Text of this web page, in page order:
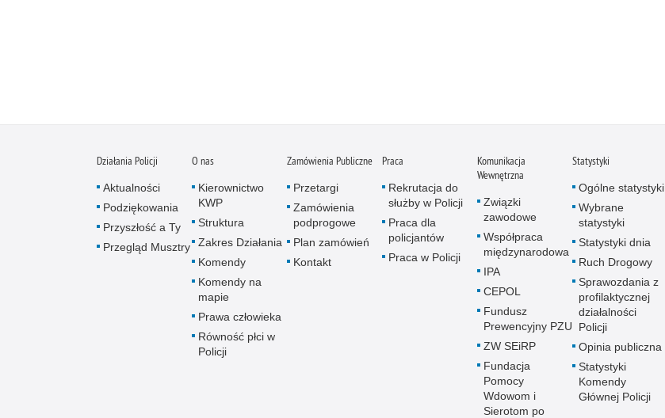
Działania Policji
Aktualności
Podziękowania
Przyszłość a Ty
Przegląd Musztry
O nas
Kierownictwo
KWP
Struktura
Zakres Działania
Komendy
Komendy na
mapie
Prawa człowieka
Równość płci w
Policji
Zamówienia Publiczne
Przetargi
Zamówienia
podprogowe
Plan zamówień
Kontakt
Praca
Rekrutacja do
służby w Policji
Praca dla
policjantów
Praca w Policji
Komunikacja
Wewnętrzna
Związki
zawodowe
Współpraca
międzynarodowa
IPA
CEPOL
Fundusz
Prewencyjny PZU
ZW SEiRP
Fundacja
Pomocy
Wdowom i
Sierotom po
Statystyki
Ogólne statystyki
Wybrane
statystyki
Statystyki dnia
Ruch Drogowy
Sprawozdania z
profilaktycznej
działalności
Policji
Opinia publiczna
Statystyki
Komendy
Głównej Policji